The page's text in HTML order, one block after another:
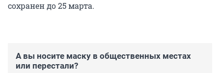
сохранен до 25 марта.
А вы носите маску в общественных местах
или перестали?